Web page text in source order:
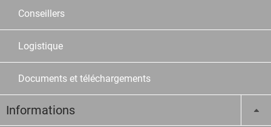
Conseillers
Logistique
Documents et téléchargements
Informations